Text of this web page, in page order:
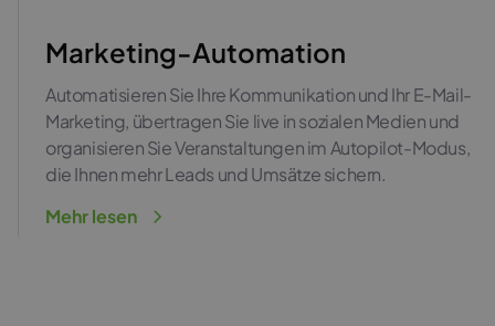
Marketing-Automation
Automatisieren Sie Ihre Kommunikation und Ihr E-Mail-
Marketing, übertragen Sie live in sozialen Medien und
organisieren Sie Veranstaltungen im Autopilot-Modus,
die Ihnen mehr Leads und Umsätze sichern.
Mehr lesen